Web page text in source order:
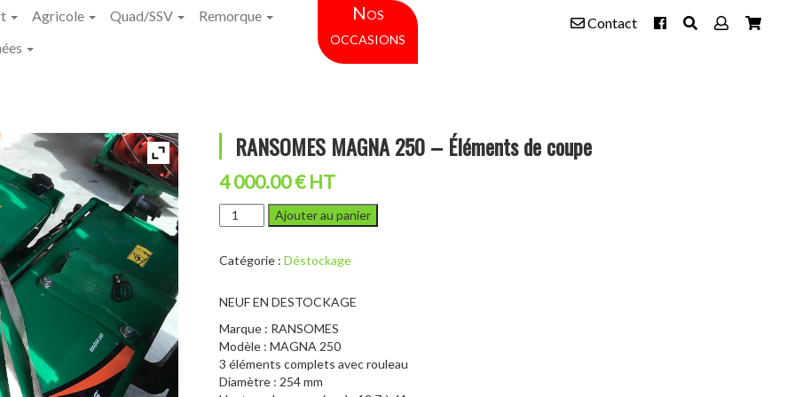
Agricole Quad/SSV
Remorque
Nos
occasions
Contact
RANSOMES MAGNA 250 – Éléments de coupe
4 000.00 € HT
quantité
de
MAGNA
-
de
coupe
Ajouter au panier
Catégorie : Déstockage
NEUF EN DESTOCKAGE
Marque : RANSOMES
Modèle : MAGNA 250
3 éléments complets avec rouleau
Diamètre : 254 mm